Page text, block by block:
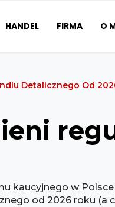
HANDEL FIRMA O
Detalicznego Od
kaucyjnego w
od 2026 roku (a